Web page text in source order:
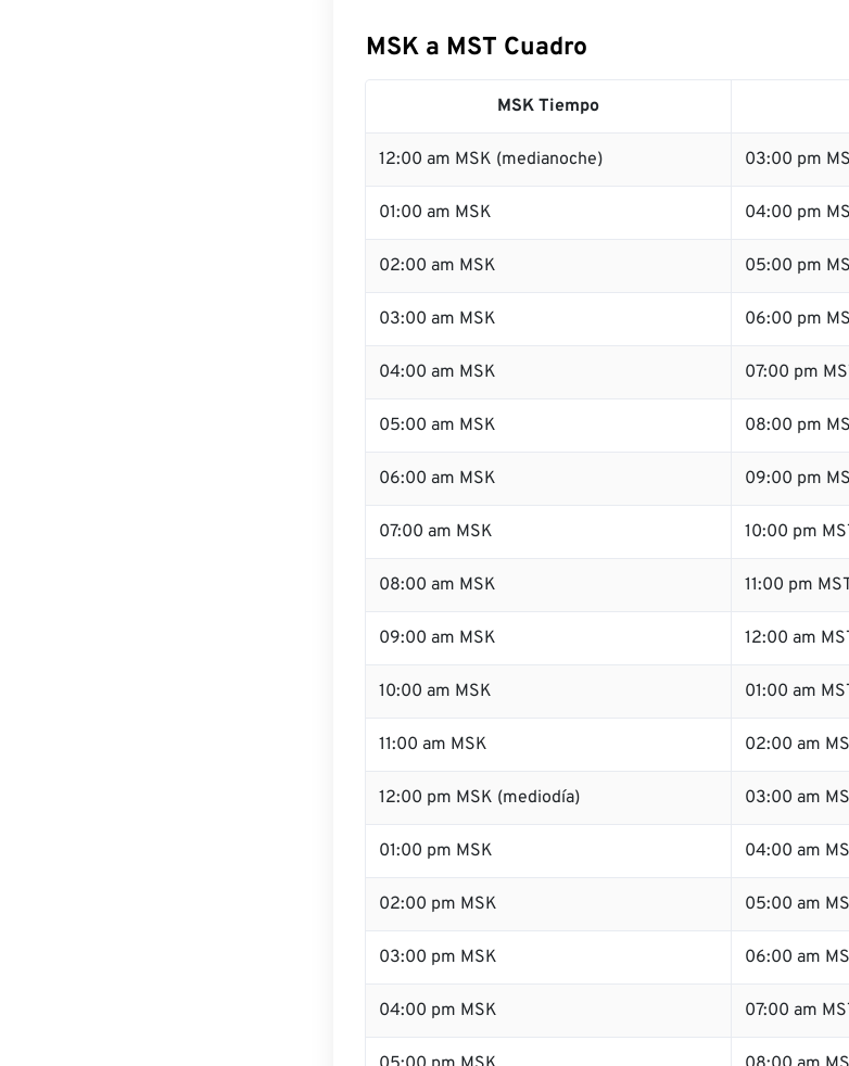
MSK a MST Cuadro
MSK Tiempo
12:00 am MSK (medianoche) 03:00 pm
01:00 am MSK 04:00 pm
02:00 am MSK 05:00 pm
03:00 am MSK 06:00 pm
04:00 am MSK 07:00 pm
05:00 am MSK 08:00 pm
06:00 am MSK 09:00 pm
07:00 am MSK 10:00 pm
08:00 am MSK 11:00 pm
09:00 am MSK 12:00 am
10:00 am MSK 01:00 am
11:00 am MSK 02:00 am
12:00 pm MSK (mediodía) 03:00 am
01:00 pm MSK 04:00 am
02:00 pm MSK 05:00 am
03:00 pm MSK 06:00 am
04:00 pm MSK 07:00 am